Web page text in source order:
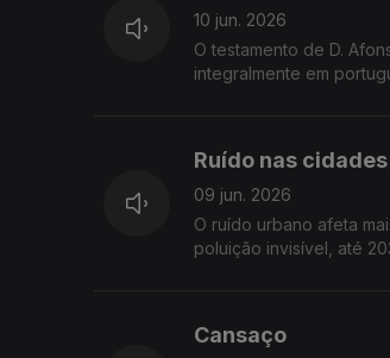
10 jun. 2026
O testamento de D.
integralmente em
Ruído nas cidades
09 jun. 2026
O ruído urbano afeta
poluição invisível, até
Cansaço